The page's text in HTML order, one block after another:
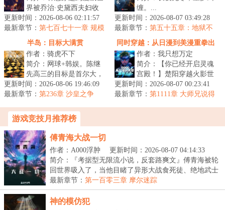
界被乔治·史黛西夫妇收
养，大学毕业后成为纽约
FBI一员，还以为自己这
辈子没有金...
更新时间：2026-08-06 02:11:57
最新章节： 第七百七十一章 规模
最大的安保挑战！
缠。...
更新时间：2026-08-07 03:49:28
最新章节： 第五十五章：地狱不
空，誓不成佛
半岛：目标大满贯
作者：骑虎不下
简介：网球+韩娱。陈继
先高三的目标是首尔大，
但是有一天，一个网球大
师系统劫持了他。不练
更新时间：2026-08-06 19:46:09
最新章节： 第236章 沙皇之争
同时穿越：从日漫到美漫重拳出
击
作者：我只想万定
简介：【你已经开启灵魂
宫殿！】楚阳穿越火影世
界，成为千手一族一员，
但似乎穿越的有点早，穿
更新时间：2026-08-07 00:23:41
最新章节： 第1111章 大师兄说得
游戏竞技月推荐榜
傅青海大战一切
作者：A000浮肿
更新时间：2026-08-07 04:14:33
简介：『考据型无限流小说，反套路爽文』傅青海被轮
回世界吸入了，当他目睹了异形大战食死徒、绝地武士
大...
最新章节： 第一百零三章 摩尔迷踪
神的模仿犯